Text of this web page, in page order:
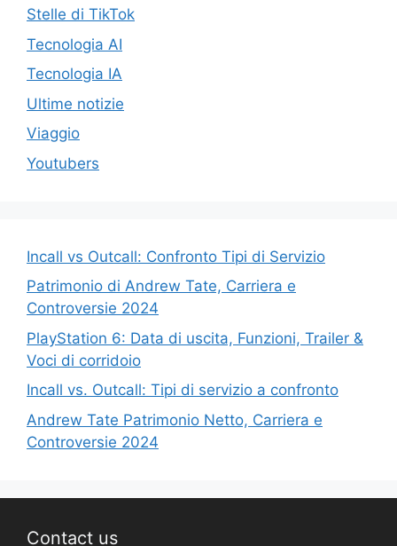
Stelle di TikTok
Tecnologia AI
Tecnologia IA
Ultime notizie
Viaggio
Youtubers
Incall vs Outcall: Confronto Tipi di Servizio
Patrimonio di Andrew Tate, Carriera e
Controversie 2024
PlayStation 6: Data di uscita, Funzioni, Trailer &
Voci di corridoio
Incall vs. Outcall: Tipi di servizio a confronto
Andrew Tate Patrimonio Netto, Carriera e
Controversie 2024
Contact us